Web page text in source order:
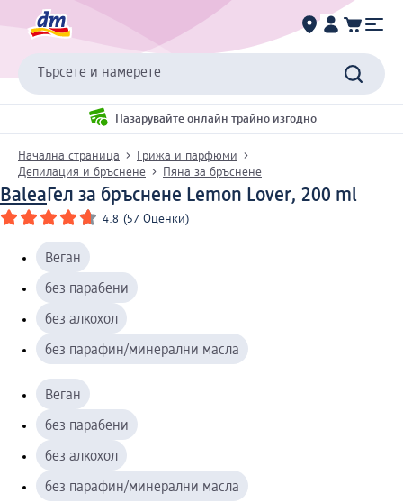
Търсете и намерете
Пазарувайте онлайн трайно изгодно
Начална страница
Грижа и парфюми
Депилация и бръснене
Пяна за бръснене
BaleaГел за бръснене Lemon Lover, 200 ml
4.8 (57 Оценки)
Веган
без парабени
без алкохол
без парафин/минерални масла
Веган
без парабени
без алкохол
без парафин/минерални масла